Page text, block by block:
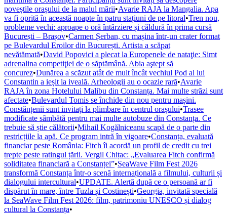
poveștile orașului de la malul mării•Avarie RAJA la Mangalia. Apa
va fi oprită în această noapte în patru stațiuni de pe litoral•Tren nou,
probleme vechi: aproape o oră întârziere și căldură în prima cursă
București – Brașov•Carmen Șerban, cu mașina într-un crater format
pe Bulevardul Eroilor din București. Artista a scăpat
nevătămată•David Popovici a plecat la Europenele de nataţie: Simt
adrenalina competiţiei de o săptămână. Abia aştept să
concurez•Dunărea a scăzut atât de mult încât vechiul Pod al lui
Constantin a ieșit la iveală. Arheologii au o ocazie rară•Avarie
RAJA în zona Hotelului Malibu din Constanța. Mai multe străzi sunt
afectate•Bulevardul Tomis se închide din nou pentru mașini.
Constănțenii sunt invitați la plimbare în centrul orașului•Trasee
modificate sâmbătă pentru mai multe autobuze din Constanța. Ce
trebuie să știe călătorii•Mihail Kogălniceanu scapă de o parte din
restricțiile la apă. Ce program intră în vigoare•Constanța, evaluată
financiar peste România: Fitch îi acordă un profil de credit cu trei
trepte peste ratingul țării. Vergil Chițac: „Evaluarea Fitch confirmă
soliditatea financiară a Constanței”•SeaWave Film Fest 2026
transformă Constanța într-o scenă internațională a filmului, culturii și
dialogului intercultural•UPDATE. Alertă după ce o persoană ar fi
dispărut în mare, între Tuzla și Costinești•Georgia, invitată specială
la SeaWave Film Fest 2026: film, patrimoniu UNESCO și dialog
cultural la Constanța•